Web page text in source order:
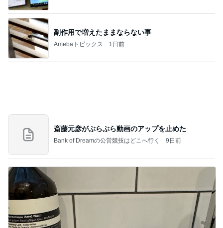
斎藤元彦がぶらぶら動画のアップを止めた
Bank of Dreamの公営競技はどこへ行く
もっと早く購入すれば良かったコップ
Amebaトピックス 1日前